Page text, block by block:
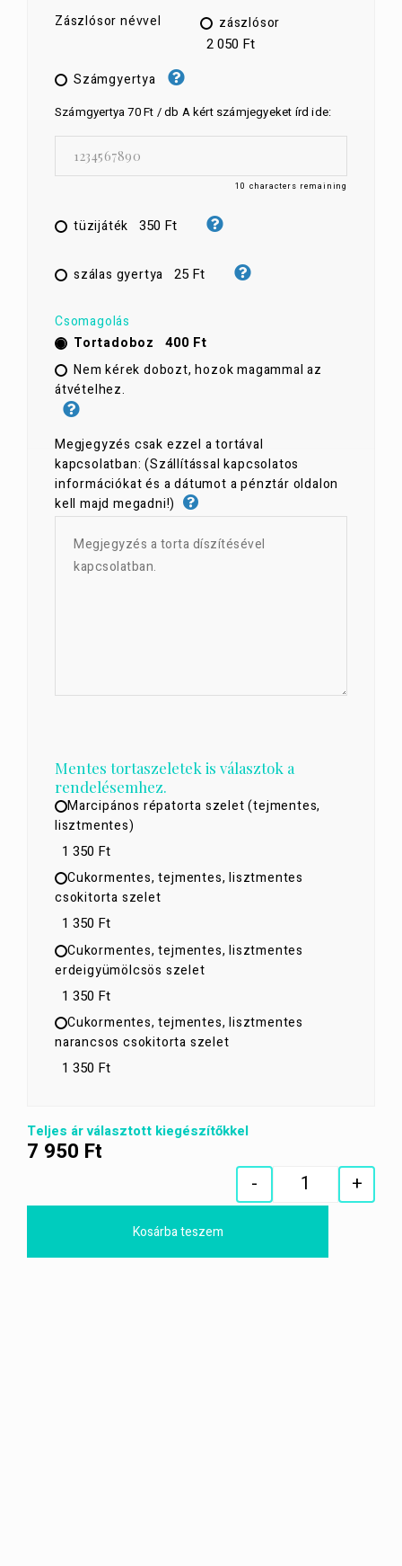
Zászlósor névvel zászlósor
2 050 Ft
Számgyertya
Számgyertya 70 Ft / db A kért számjegyeket írd ide:
10 characters remaining
tüzijáték 350 Ft
szálas gyertya 25 Ft
Csomagolás
Tortadoboz
400 Ft
Nem kérek dobozt, hozok magammal az
átvételhez.
Megjegyzés csak ezzel a tortával
kapcsolatban: (Szállítással kapcsolatos
információkat és a dátumot a pénztár oldalon
kell majd megadni!)
Mentes tortaszeletek is választok a
rendelésemhez.
Marcipános répatorta szelet (tejmentes,
lisztmentes)
1 350 Ft
Cukormentes, tejmentes, lisztmentes
csokitorta szelet
1 350 Ft
Cukormentes, tejmentes, lisztmentes
erdeigyümölcsös szelet
1 350 Ft
Cukormentes, tejmentes, lisztmentes
narancsos csokitorta szelet
1 350 Ft
Teljes ár választott kiegészítőkkel
7 950 Ft
Quantity
- +
Kosárba teszem